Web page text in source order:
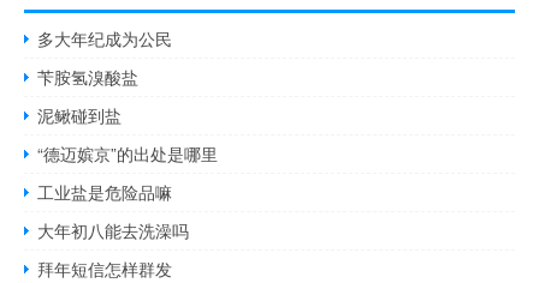
多大年纪成为公民
苄胺氢溴酸盐
泥鳅碰到盐
“德迈嫔京”的出处是哪里
工业盐是危险品嘛
大年初八能去洗澡吗
拜年短信怎样群发